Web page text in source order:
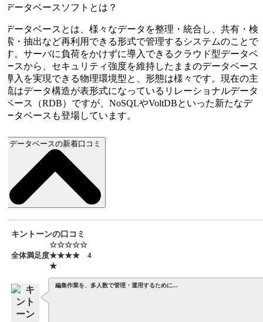
ータベースソフトとは？
ータベースとは、様々なデータを整理・統合し、共有・検
・抽出など再利用できる形式で管理するシステムのことで
。サーバに負荷をかけずに導入できるクラウド型データベ
スから、セキュリティ強度を維持したままのデータベース
入を実現できる物理環境型と、形態は様々です。現在の主
はデータ構造が表形式になっているリレーショナルデータ
ース（RDB）ですが、NoSQLやVoltDBといった新たなデ
タベースも登場しています。
データベースの新着口コミ
キントーンの口コミ
全体満足度
☆☆☆☆☆
★★★★
4
編集作業を、多人数で管理・運用するために...